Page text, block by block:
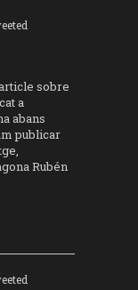
sobre
a
abans
publicar
Rubén